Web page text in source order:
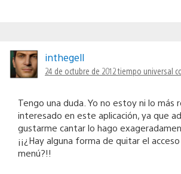
inthegell
24 de octubre de 2012 tiempo universal
Tengo una duda. Yo no estoy ni lo más
interesado en este aplicación, ya que
gustarme cantar lo hago
¡¡¿Hay alguna forma de quitar el
menú?!!